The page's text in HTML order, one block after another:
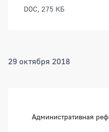
DOC, 275 КБ
29 октября 2018
Административная